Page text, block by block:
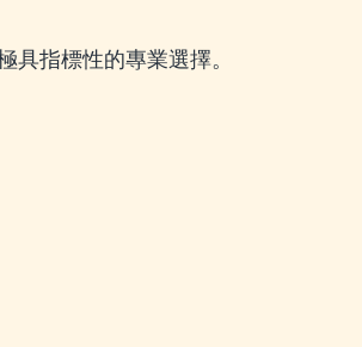
指標性的專業選擇。